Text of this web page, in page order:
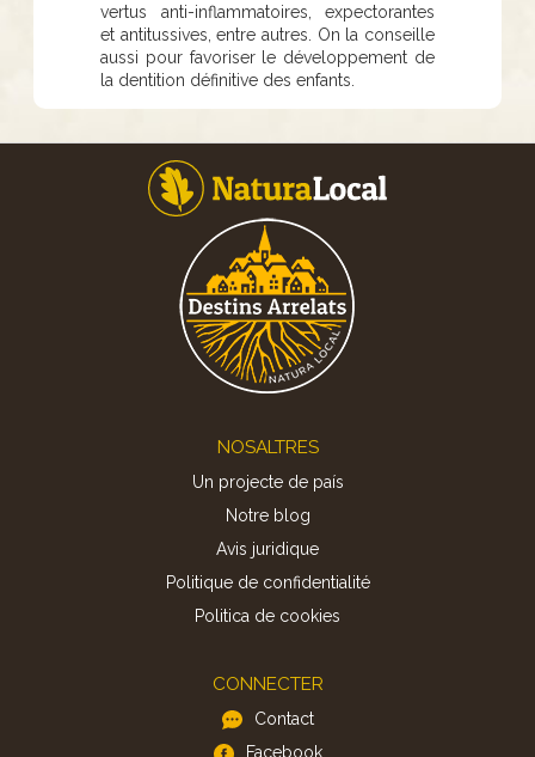
vertus anti-inflammatoires, expectorantes
et antitussives, entre autres. On la conseille
aussi pour favoriser le développement de
la dentition définitive des enfants.
NOSALTRES
Un projecte de país
Notre blog
Avis juridique
Politique de confidentialité
Politica de cookies
CONNECTER
Contact
Facebook